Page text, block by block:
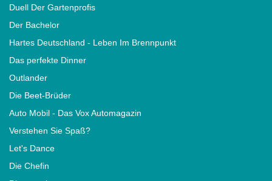
Duell Der Gartenprofis
Der Bachelor
Hartes Deutschland - Leben Im Brennpunkt
Das perfekte Dinner
Outlander
Die Beet-Brüder
Auto Mobil - Das Vox Automagazin
Verstehen Sie Spaß?
Let's Dance
Die Chefin